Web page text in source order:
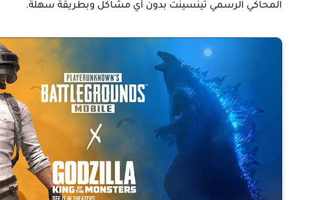
المحاكي الرسمي تينسينت بدون أي مشاكل وبطريقة سهلة.